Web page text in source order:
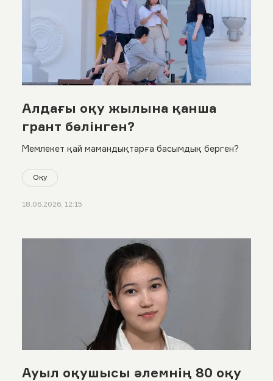
Алдағы оқу жылына қанша
грант бөлінген?
Мемлекет қай мамандықтарға басымдық берген?
Оқу
18.06.2026, 12:15
Ауыл оқушысы әлемнің 80 оқу